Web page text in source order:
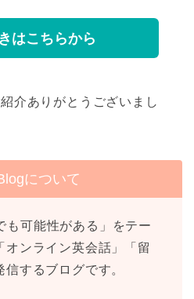
はこちらから
介ありがとうございまし
について
も可能性がある」をテー
オンライン英会話」「留
するブログです。